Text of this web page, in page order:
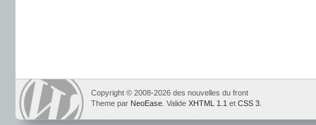
Copyright © 2008-2026 des nouvelles du front
Theme par NeoEase . Valide XHTML 1.1 et CSS 3